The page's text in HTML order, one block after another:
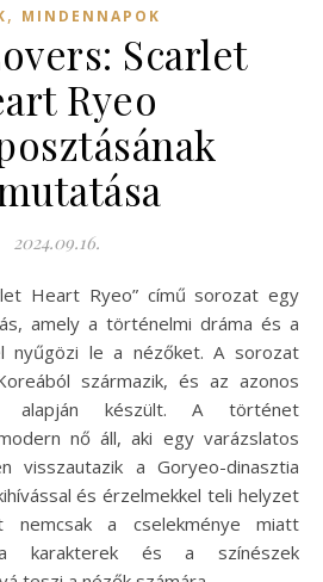
, MINDENNAPOK
Scarlet
Ryeo
2024.09.16.
amely a történelmi dráma és a
nyűgözi le a nézőket. A sorozat
származik, és az azonos
alapján készült. A történet
nő áll, aki egy varázslatos
visszautazik a Goryeo-dinasztia
és érzelmekkel teli helyzet
a cselekménye miatt
karakterek és a színészek